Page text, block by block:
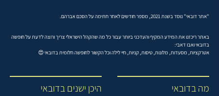
"אתר דובאי" נוסד בשנת 2021, מספר חודשים לאחר חתימה על הסכם אברהם.
באתר ריכזנו את המידע המקיף והעדכני ביותר עבור כל מה שהקהל הישראלי צריך ורוצה לדעת על חופשה
בדובאי ואבו דאבי:
אטרקציות, מסעדות, מלונות, טיסות, קניות, חיי לילה וכל הקשור לחופשה חלומית בדובאי 😍
מה בדובאי היכן ישנים בדובאי